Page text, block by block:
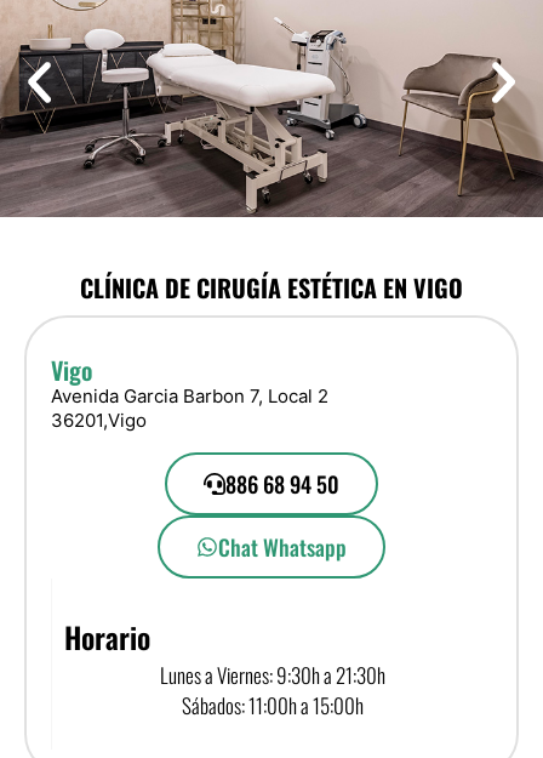
CLÍNICA DE CIRUGÍA ESTÉTICA EN VIGO
Vigo
Avenida Garcia Barbon 7, Local 2
36201,Vigo
886 68 94 50
Chat Whatsapp
Horario
Lunes a Viernes: 9:30h a 21:30h
Sábados: 11:00h a 15:00h